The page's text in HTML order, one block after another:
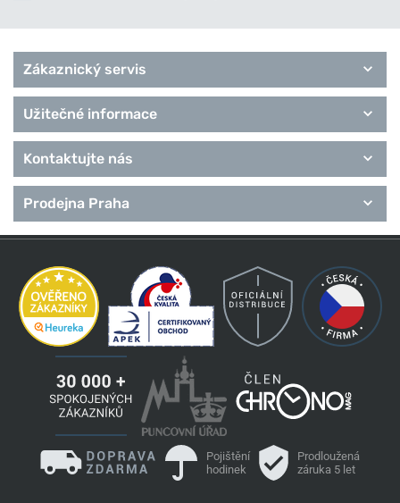
Zákaznický servis
Užitečné informace
Kontaktujte nás
Prodejna Praha
Pojištění
hodinek
Prodloužená
záruka 5 let